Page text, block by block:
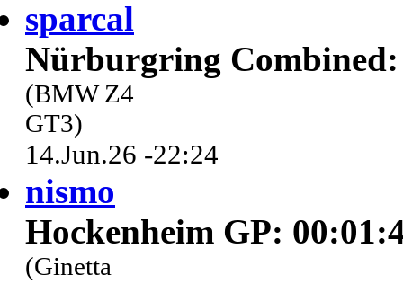
sparcal
Nürburgring Combined:
(BMW Z4
GT3)
14.Jun.26 -22:24
nismo
Hockenheim GP:
(Ginetta